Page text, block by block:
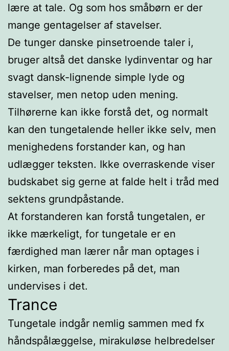
lære at tale. Og som hos småbørn er der
mange gentagelser af stavelser.
De tunger danske pinsetroende taler i,
bruger altså det danske lydinventar og har
svagt dansk-lignende simple lyde og
stavelser, men netop uden mening.
Tilhørerne kan ikke forstå det, og normalt
kan den tungetalende heller ikke selv, men
menighedens forstander kan, og han
udlægger teksten. Ikke overraskende viser
budskabet sig gerne at falde helt i tråd med
sektens grundpåstande.
At forstanderen kan forstå tungetalen, er
ikke mærkeligt, for tungetale er en
færdighed man lærer når man optages i
kirken, man forberedes på det, man
undervises i det.
Trance
Tungetale indgår nemlig sammen med fx
håndspålæggelse, mirakuløse helbredelser